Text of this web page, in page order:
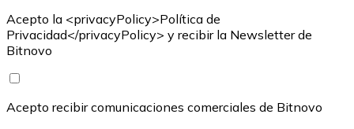
Acepto la <privacyPolicy>Política de
Privacidad</privacyPolicy> y recibir la Newsletter de
Bitnovo
Acepto recibir comunicaciones comerciales de Bitnovo